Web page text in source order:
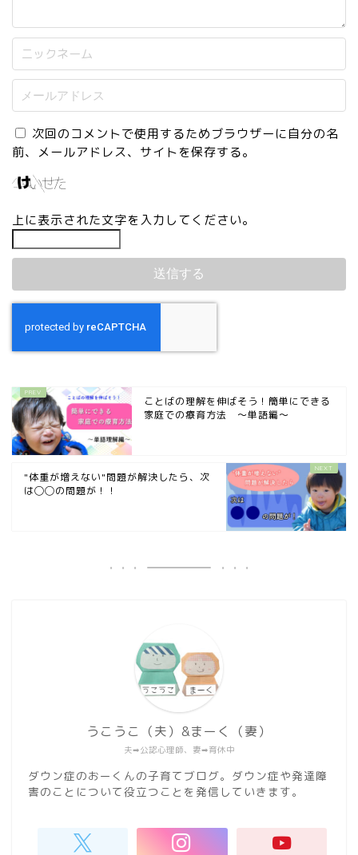
次回のコメントで使用するためブラウザーに自分の名
前、メールアドレス、サイトを保存する。
上に表示された文字を入力してください。
ことばの理解を伸ばそう！簡単にできる
家庭での療育方法 〜単語編〜
"体重が増えない"問題が解決したら、次
は◯◯の問題が！！
夫➡︎公認心理師、妻➡︎育休中
うこうこ（夫）&まーく（妻）
ダウン症のおーくんの子育てブログ。ダウン症や発達障
害のことについて役立つことを発信していきます。